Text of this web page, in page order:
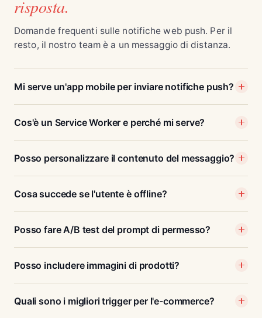
risposta.
Domande frequenti sulle notifiche web push. Per il
resto, il nostro team è a un messaggio di distanza.
Mi serve un'app mobile per inviare notifiche push?
Cos'è un Service Worker e perché mi serve?
Posso personalizzare il contenuto del messaggio?
Cosa succede se l'utente è offline?
Posso fare A/B test del prompt di permesso?
Posso includere immagini di prodotti?
Quali sono i migliori trigger per l'e-commerce?